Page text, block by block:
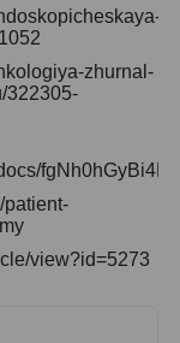
zhurnal-
322305-
patient-
view?id=5273